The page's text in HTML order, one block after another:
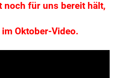
noch für uns bereit hält,
Oktober-Video.